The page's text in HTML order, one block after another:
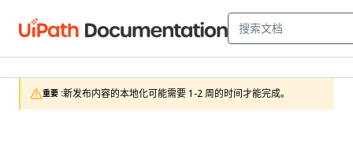
重要 :新发布内容的本地化可能需要 1-2 周的时间才能完成。